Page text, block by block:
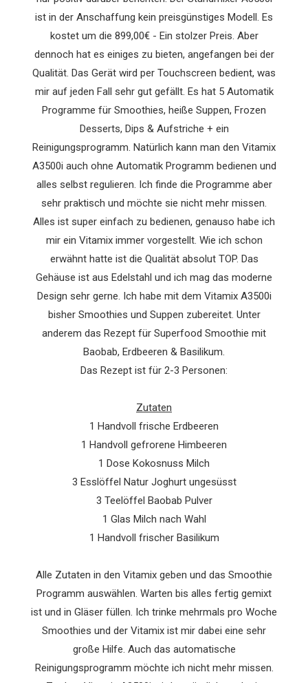
ist in der Anschaffung kein preisgünstiges Modell. Es
kostet um die 899,00€ - Ein stolzer Preis. Aber
dennoch hat es einiges zu bieten, angefangen bei der
Qualität. Das Gerät wird per Touchscreen bedient, was
mir auf jeden Fall sehr gut gefällt. Es hat 5 Automatik
Programme für Smoothies, heiße Suppen, Frozen
Desserts, Dips & Aufstriche + ein
Reinigungsprogramm. Natürlich kann man den Vitamix
A3500i auch ohne Automatik Programm bedienen und
alles selbst regulieren. Ich finde die Programme aber
sehr praktisch und möchte sie nicht mehr missen.
Alles ist super einfach zu bedienen, genauso habe ich
mir ein Vitamix immer vorgestellt. Wie ich schon
erwähnt hatte ist die Qualität absolut TOP. Das
Gehäuse ist aus Edelstahl und ich mag das moderne
Design sehr gerne. Ich habe mit dem Vitamix A3500i
bisher Smoothies und Suppen zubereitet. Unter
anderem das Rezept für Superfood Smoothie mit
Baobab, Erdbeeren & Basilikum.
Das Rezept ist für 2-3 Personen:
Zutaten
1 Handvoll frische Erdbeeren
1 Handvoll gefrorene Himbeeren
1 Dose Kokosnuss Milch
3 Esslöffel Natur Joghurt ungesüsst
3 Teelöffel Baobab Pulver
1 Glas Milch nach Wahl
1 Handvoll frischer Basilikum
Alle Zutaten in den Vitamix geben und das Smoothie
Programm auswählen. Warten bis alles fertig gemixt
ist und in Gläser füllen. Ich trinke mehrmals pro Woche
Smoothies und der Vitamix ist mir dabei eine sehr
große Hilfe. Auch das automatische
Reinigungsprogramm möchte ich nicht mehr missen.